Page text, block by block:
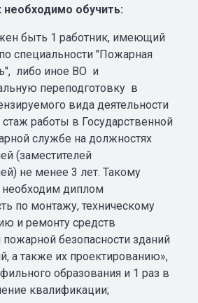
необходимо обучить:
быть 1 работник, имеющий
специальности "Пожарная
либо иное ВО и
переподготовку в
вида деятельности
работы в Государственной
службе на должностях
(заместителей
не менее 3 лет. Такому
необходим диплом
по монтажу, техническому
и ремонту средств
пожарной безопасности зданий
а также их проектированию»,
образования и 1 раз в
квалификации;